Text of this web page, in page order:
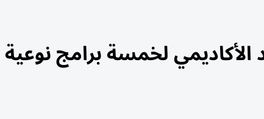
لخمسة برامج نوعية